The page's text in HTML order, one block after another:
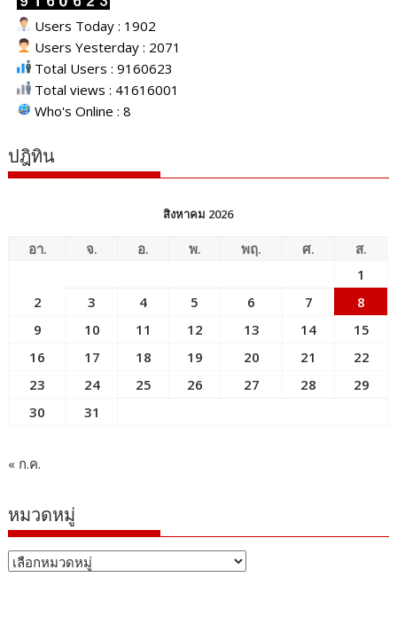
Users Today : 1902
Users Yesterday : 2071
Total Users : 9160623
Total views : 41616001
Who's Online : 8
ปฎิทิน
สิงหาคม 2026
อา. จ. อ. พ. พฤ. ศ.
ส.
1
2
3 4 5 6 7
8
9
10 11 12 13 14
15
16
17 18 19 20 21
22
23
24 25 26 27 28
29
30
31
« ก.ค.
หมวดหมู่
หมวด